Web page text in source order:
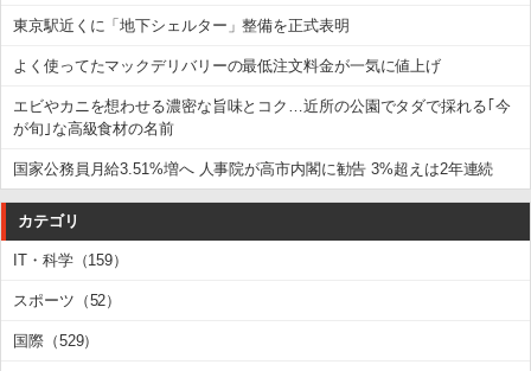
東京駅近くに「地下シェルター」整備を正式表明
よく使ってたマックデリバリーの最低注文料金が一気に値上げ
エビやカニを想わせる濃密な旨味とコク…近所の公園でタダで採れる｢今
が旬｣な高級食材の名前
国家公務員月給3.51%増へ 人事院が高市内閣に勧告 3%超えは2年連続
カテゴリ
IT・科学（159）
スポーツ（52）
国際（529）